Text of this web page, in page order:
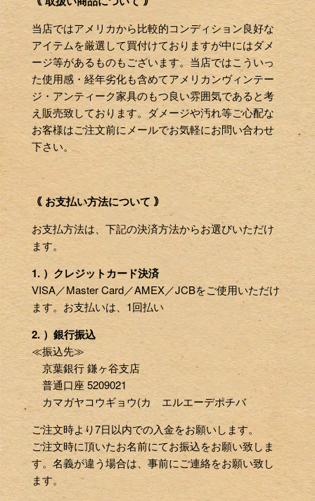
当店ではアメリカから比較的コンディション良好な
アイテムを厳選して買付けておりますが中にはダメ
ージ等があるものもございます。当店ではこういっ
た使用感・経年劣化も含めてアメリカンヴィンテー
ジ・アンティーク家具のもつ良い雰囲気であると考
え販売致しております。ダメージや汚れ等ご心配な
お客様はご注文前にメールでお気軽にお問い合わせ
下さい。
｟ お支払い方法について ｠
お支払方法は、下記の決済方法からお選びいただけ
ます。
1. ）クレジットカード決済
VISA／Master Card／AMEX／JCBをご使用いただけ
ます。お支払いは、1回払い
2. ）銀行振込
≪振込先≫
京葉銀行 鎌ヶ谷支店
普通口座 5209021
カマガヤコウギョウ(カ エルエーデポチバ
ご注文時より7日以内での入金をお願いします。
ご注文時に頂いたお名前にてお振込をお願い致しま
す。名義が違う場合は、事前にご連絡をお願い致し
ます。